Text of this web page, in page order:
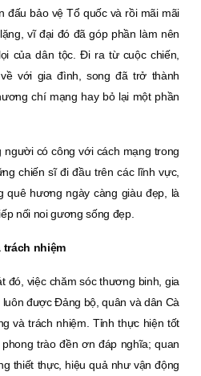
đấu bảo vệ Tổ quốc và rồi mãi mãi
vĩ đại đó đã góp phần làm nên
của dân tộc. Đi ra từ cuộc chiến,
với gia đình, song đã trở thành
chí mạng hay bỏ lại một phần
có công với cách mạng trong
chiến sĩ đi đầu trên các lĩnh vực,
quê hương ngày càng giàu đẹp, là
nối noi gương sống đẹp.
trách nhiệm
đó, việc chăm sóc thương binh, gia
được Đảng bộ, quân và dân Cà
và trách nhiệm. Tỉnh thực hiện tốt
trào đền ơn đáp nghĩa; quan
thiết thực, hiệu quả như vận động